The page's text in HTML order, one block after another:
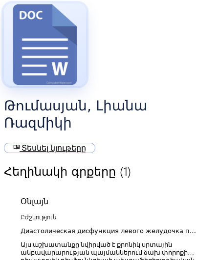
Թումասյան, Լիանա
Ռազմիկի
menu_book Տեսնել նյութերը
Հեղինակի գրքերը (1)
Օնլայն
Բժշկություն
Диастолическая дисфункция левого желудочка при
возможности ее медикаментозной коррекции
Այս աշխատանքը նվիրված է քրոնիկ սրտային
անբավարարության պայմաններում ձախ փորոքի
դիաստոլիկ դիսֆունկցիայի ախտաֆիզիոլոգիական